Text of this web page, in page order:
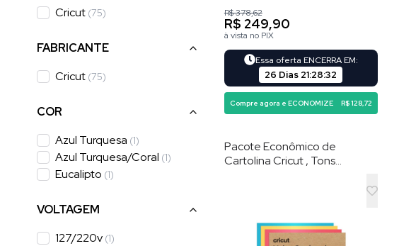
Cricut (75)
FABRICANTE
Cricut (75)
COR
Azul Turquesa (1)
Azul Turquesa/coral (1)
Eucalipto (1)
VOLTAGEM
127/220v (1)
R$ 378,62
R$ 249,90
à vista no PIX
Essa oferta ENCERRA EM:
26 Dias 21:28:31
Compre agora e ECONOMIZE R$ 128,72
Pacote Econômico de
Cartolina Cricut , Tons